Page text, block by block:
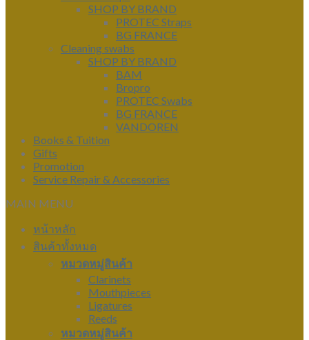
SHOP BY BRAND
PROTEC Straps
BG FRANCE
Cleaning swabs
SHOP BY BRAND
BAM
Bropro
PROTEC Swabs
BG FRANCE
VANDOREN
Books & Tuition
Gifts
Promotion
Service Repair & Accessories
MAIN MENU
หน้าหลัก
สินค้าทั้งหมด
หมวดหมู่สินค้า
Clarinets
Mouthpieces
Ligatures
Reeds
หมวดหมู่สินค้า